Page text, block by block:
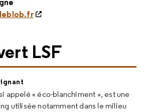
LSF
appelé « éco-blanchiment », est une
utilisée notamment dans le milieu